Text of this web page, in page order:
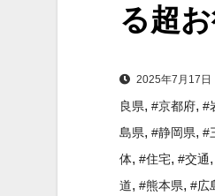
る超
2025年7月17日
良県, #京都府, #
島県, #静岡県, #
体, #住宅, #交通,
道, #熊本県, #広